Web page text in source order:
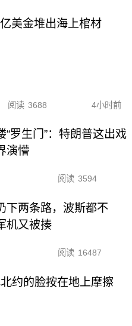
美金堆出海上棺材
阅读 3688 4小时前
“罗生门”：特朗普这出戏
演懵
阅读 3594
下两条路，波斯都不
机又被揍
阅读 16487
约的脸按在地上摩擦